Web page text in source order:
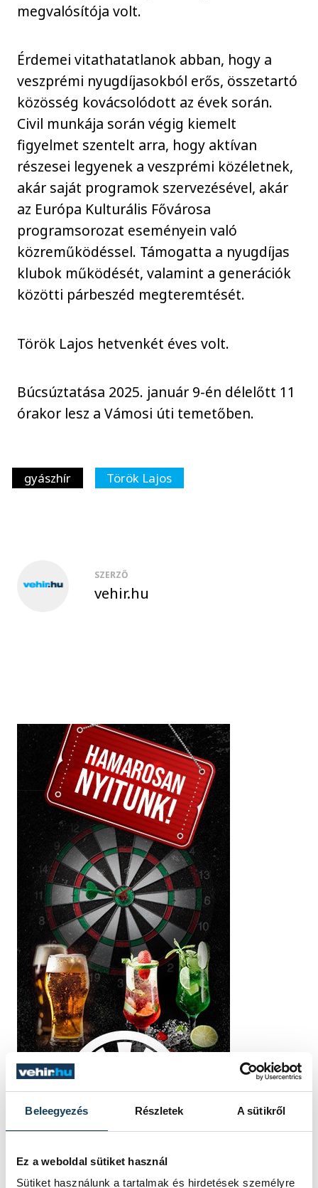
Beleegyezés Részletek A sütikről
Ez a weboldal sütiket használ
Sütiket használunk a tartalmak és hirdetések személyre
megvalósítója volt.
Érdemei vitathatatlanok abban, hogy a
veszprémi nyugdíjasokból erős, összetartó
közösség kovácsolódott az évek során.
Civil munkája során végig kiemelt
figyelmet szentelt arra, hogy aktívan
részesei legyenek a veszprémi közéletnek,
akár saját programok szervezésével, akár
az Európa Kulturális Fővárosa
programsorozat eseményein való
közreműködéssel. Támogatta a nyugdíjas
klubok működését, valamint a generációk
közötti párbeszéd megteremtését.
Török Lajos hetvenkét éves volt.
Búcsúztatása 2025. január 9-én délelőtt 11
órakor lesz a Vámosi úti temetőben.
gyászhír Török Lajos
SZERZŐ
vehir.hu